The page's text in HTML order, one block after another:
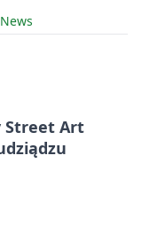
Street Art